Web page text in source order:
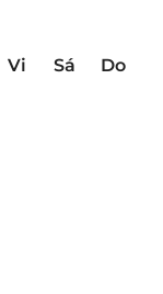
Vi Sá
Do